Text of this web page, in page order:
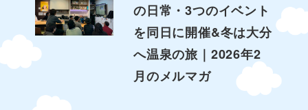
の日常・3つのイベント
を同日に開催&冬は大分
へ温泉の旅｜2026年2
月のメルマガ